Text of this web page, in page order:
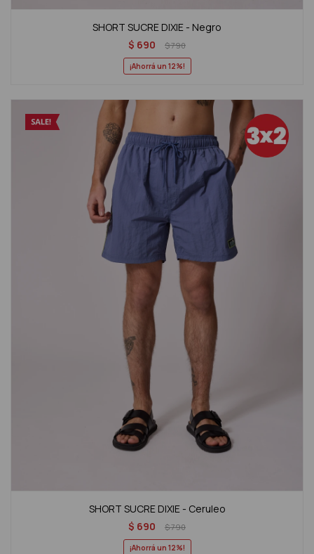
SHORT SUCRE DIXIE - Negro
$ 690 $790
12
SHORT SUCRE DIXIE - Ceruleo
$ 690 $790
12